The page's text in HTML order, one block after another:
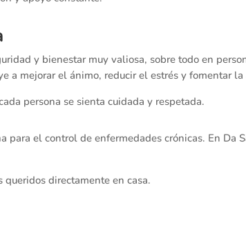
y bienestar muy valiosa, sobre todo en
a mejorar el ánimo, reducir el estrés y fomentar
persona se sienta cuidada y respetada.
para el control de enfermedades crónicas. En Da
directamente en casa.